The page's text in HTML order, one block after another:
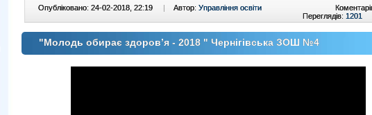
Опубліковано: 24-02-2018, 22:19 | Автор: Управління освіти
Переглядів: 1201
"Молодь обирає здоров’я - 2018 " Чернігівська ЗОШ №4